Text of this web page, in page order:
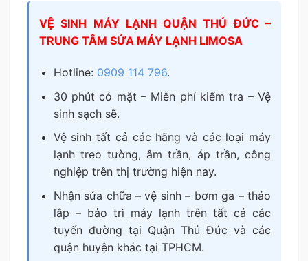
VỆ SINH MÁY LẠNH QUẬN THỦ ĐỨC –
TRUNG TÂM SỬA MÁY LẠNH LIMOSA
Hotline: 0909 114 796.
30 phút có mặt – Miễn phí kiểm tra – Vệ
sinh sạch sẽ.
Vệ sinh tất cả các hãng và các loại máy
lạnh treo tường, âm trần, áp trần, công
nghiệp trên thị trường hiện nay.
Nhận sửa chữa – vệ sinh – bơm ga – tháo
lắp – bảo trì máy lạnh trên tất cả các
tuyến đường tại Quận Thủ Đức và các
quận huyện khác tại TPHCM.